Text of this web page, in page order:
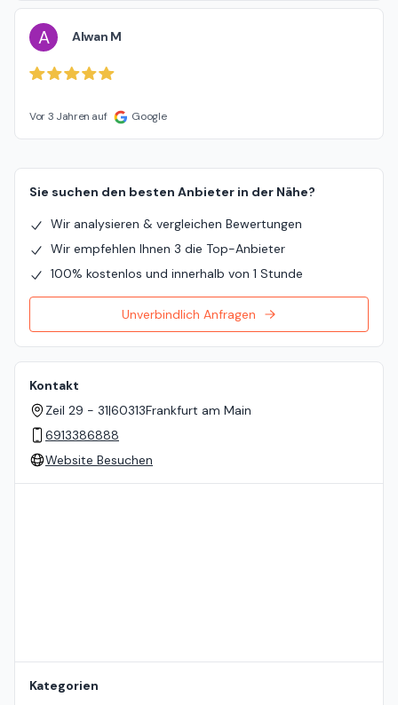
A Alwan M
Vor 3 Jahren auf Google
Sie suchen den besten Anbieter in der Nähe?
Wir analysieren & vergleichen Bewertungen
Wir empfehlen Ihnen 3 die Top-Anbieter
100% kostenlos und innerhalb von 1 Stunde
Unverbindlich Anfragen
Kontakt
Zeil 29 - 31|60313Frankfurt am Main
6913386888
Website Besuchen
Kategorien